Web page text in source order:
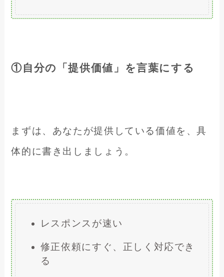
①自分の「提供価値」を言葉にする
まずは、あなたが提供している価値を、具
体的に書き出しましょう。
レスポンスが速い
修正依頼にすぐ、正しく対応でき
る